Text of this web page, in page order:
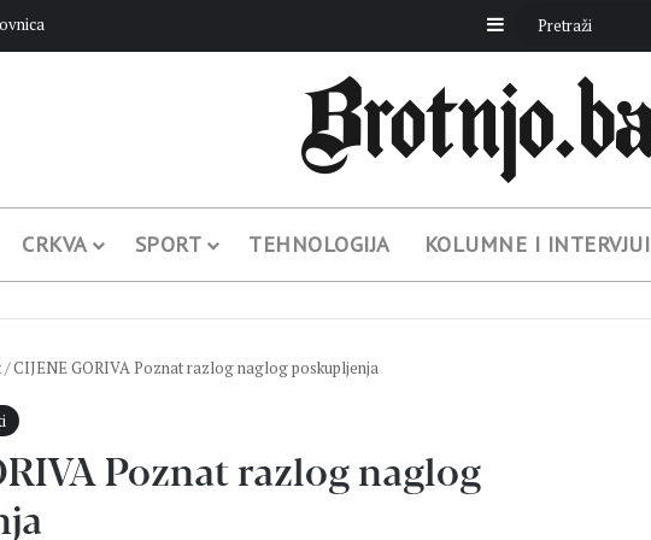
Sidebar
CRKVA SPORT TEHNOLOGIJA KOLUMNE I INTERVJUI
/CIJENE GORIVA Poznat razlog naglog poskupljenja
Poznat razlog naglog